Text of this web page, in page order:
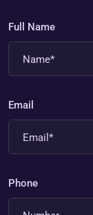
Full Name
Email
Phone